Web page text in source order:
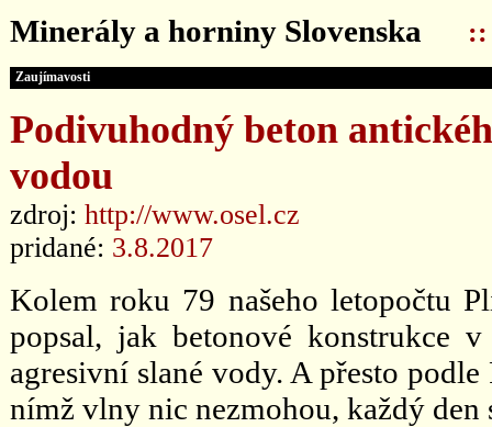
Minerály a horniny Slovenska ::
Zaujímavosti
Podivuhodný beton
vodou
zdroj: http://www.osel.cz
pridané: 3.8.2017
Kolem roku 79 našeho letopočtu
popsal, jak betonové konstrukce
agresivní slané vody. A přesto
nímž vlny nic nezmohou, každý den